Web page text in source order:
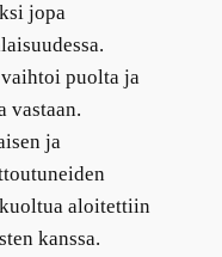
jopa
puolta ja
vastaan.
ja
aloitettiin
kanssa.